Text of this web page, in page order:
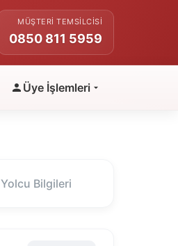
MÜŞTERI TEMSILCISI
0850 811 5959
Üye İşlemleri
Yolcu Bilgileri